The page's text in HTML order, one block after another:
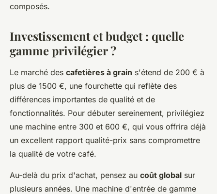
composés.
Investissement et budget : quelle
gamme privilégier ?
Le marché des cafetières à grain s'étend de 200 € à
plus de 1500 €, une fourchette qui reflète des
différences importantes de qualité et de
fonctionnalités. Pour débuter sereinement, privilégiez
une machine entre 300 et 600 €, qui vous offrira déjà
un excellent rapport qualité-prix sans compromettre
la qualité de votre café.
Au-delà du prix d'achat, pensez au coût global sur
plusieurs années. Une machine d'entrée de gamme